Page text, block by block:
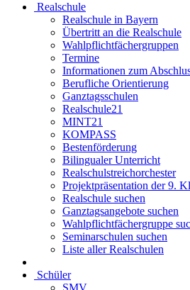
Realschule
Realschule in Bayern
Übertritt an die Realschule
Wahlpflichtfächergruppen
Termine
Informationen zum
Berufliche Orientierung
Ganztagsschulen
Realschule21
MINT21
KOMPASS
Bestenförderung
Bilingualer Unterricht
Realschulstreichorchester
Projektpräsentation der 9.
Realschule suchen
Ganztagsangebote suchen
Wahlpflichtfächergruppe
Seminarschulen suchen
Liste aller Realschulen
Schüler
SMV